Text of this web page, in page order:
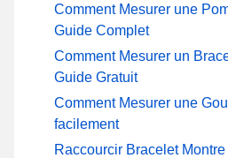
Comment Mesurer une
Guide Complet
Comment Mesurer un
Guide Gratuit
Comment Mesurer une
facilement
Raccourcir Bracelet